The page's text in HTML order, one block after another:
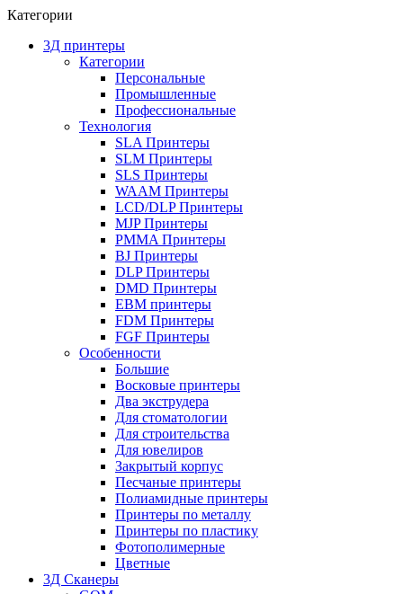
Категории
3Д принтеры
Категории
Персональные
Промышленные
Профессиональные
Технология
SLA Принтеры
SLM Принтеры
SLS Принтеры
WAAM Принтеры
LCD/DLP Принтеры
MJP Принтеры
PMMA Принтеры
BJ Принтеры
DLP Принтеры
DMD Принтеры
EBM принтеры
FDM Принтеры
FGF Принтеры
Особенности
Большие
Восковые принтеры
Два экструдера
Для стоматологии
Для строительства
Для ювелиров
Закрытый корпус
Песчаные принтеры
Полиамидные принтеры
Принтеры по металлу
Принтеры по пластику
Фотополимерные
Цветные
3Д Сканеры